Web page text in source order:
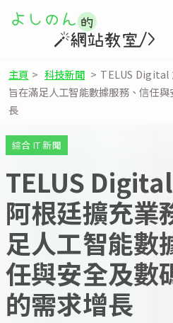
主頁 > 科技新聞 > TELUS Digital
旨在滿足人工智能數據服務、信任
長
綜合 IT 新聞
TELUS
阿根廷擴充業
足人工智能數
任與安全及數
的需求增長